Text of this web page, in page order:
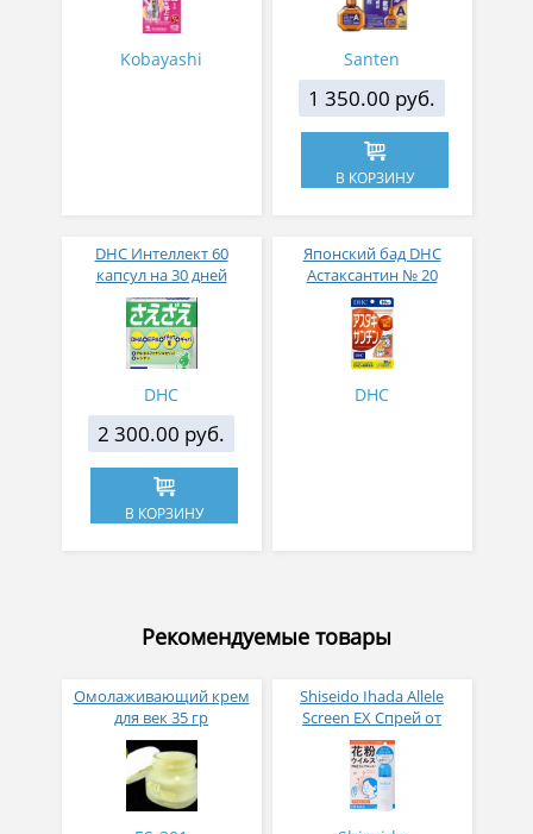
Kobayashi Santen
1 350.00 руб.
В КОРЗИНУ
DHC Интеллект 60
капсул на 30 дней
DHC
2 300.00 руб.
В КОРЗИНУ
Японский бад DHC
Астаксантин № 20
DHC
Рекомендуемые товары
Омолаживающий крем
для век 35 гр
Shiseido Ihada Allele
Screen EX Спрей от
вирусов и аллергий 50
гр